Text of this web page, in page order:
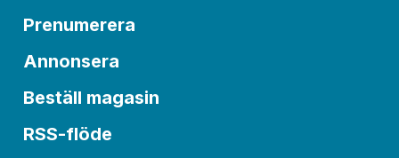
Prenumerera
Annonsera
Beställ magasin
RSS-flöde